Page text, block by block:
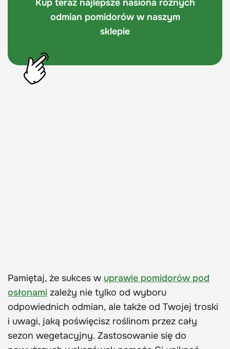
Kup teraz najlepsze nasiona różnych
odmian pomidorów w naszym
sklepie
Pamiętaj, że sukces w uprawie pomidorów pod
osłonami zależy nie tylko od wyboru
odpowiednich odmian, ale także od Twojej troski
i uwagi, jaką poświęcisz roślinom przez cały
sezon wegetacyjny. Zastosowanie się do